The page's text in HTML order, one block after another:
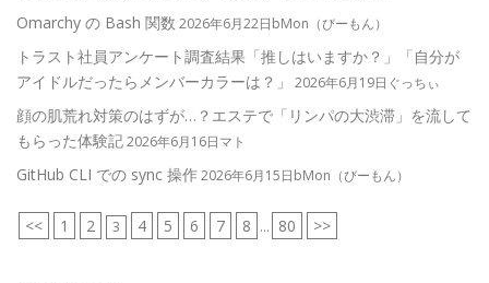
Omarchy の Bash 関数 2026年6月22日bMon（びーもん）
トラスト社員アンケート調査結果「推しはいますか？」「自分が
アイドルだったらメンバーカラーは？」
2026年6月19日ぐっちぃ
顔の肌荒れ対策のはずが…？エステで「リンパの大渋滞」を流して
もらった体験記2026年6月16日マト
GitHub CLI での sync 操作2026年6月15日bMon（びーもん）
<< 1 2 3 4 5 6 7 8 ... 80 >>